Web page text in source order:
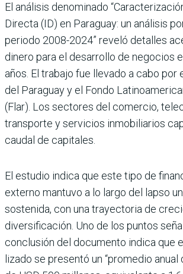
El análisis denominado
Directa (ID) en Paraguay: un análi­sis
periodo 2008-2024” reveló detalles
dinero para el desarrollo de negocios
años. El tra­bajo fue llevado a cabo por
del Paraguay y el Fondo
(Flar). Los secto­res del comercio,
transporte y servi­cios inmobiliarios
caudal de capitales.
El estudio indica que este tipo de
externo mantuvo a lo largo del lapso
sostenida, con una trayectoria de
diversificación. Uno de los puntos
conclusión del documento indica que
lizado se presentó un “pro­medio